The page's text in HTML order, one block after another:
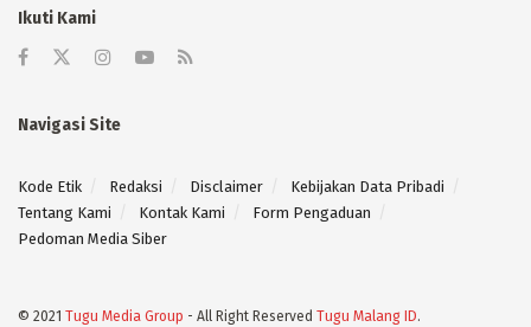
Ikuti Kami
Navigasi Site
Kode Etik Redaksi Disclaimer
Kebijakan Data Pribadi
Tentang Kami
Kontak Kami
Form Pengaduan
Pedoman Media Siber
© 2021 Tugu Media Group - All Right Reserved Tugu Malang ID.